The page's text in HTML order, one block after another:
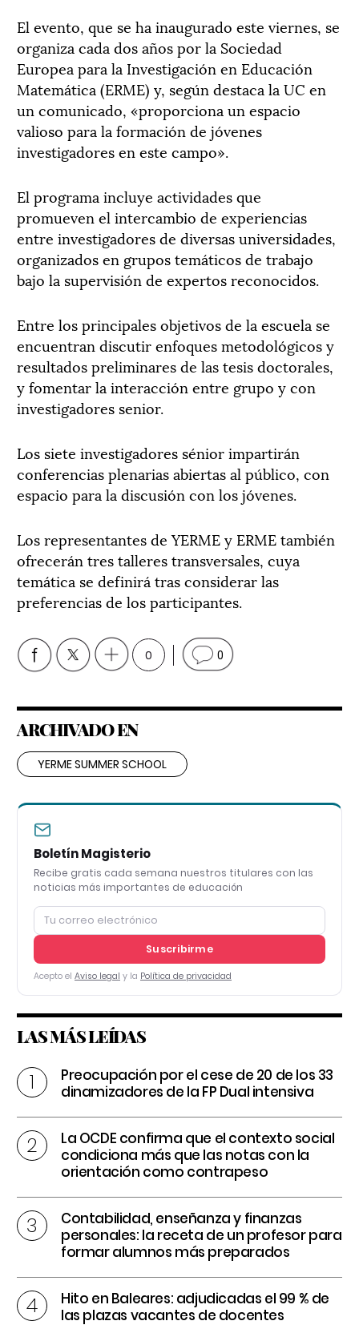
El evento, que se ha inaugurado este viernes, se
organiza cada dos años por la Sociedad
Europea para la Investigación en Educación
Matemática (ERME) y, según destaca la UC en
un comunicado, «proporciona un espacio
valioso para la formación de jóvenes
investigadores en este campo».
El programa incluye actividades que
promueven el intercambio de experiencias
entre investigadores de diversas universidades,
organizados en grupos temáticos de trabajo
bajo la supervisión de expertos reconocidos.
Entre los principales objetivos de la escuela se
encuentran discutir enfoques metodológicos y
resultados preliminares de las tesis doctorales,
y fomentar la interacción entre grupo y con
investigadores senior.
Los siete investigadores sénior impartirán
conferencias plenarias abiertas al público, con
espacio para la discusión con los jóvenes.
Los representantes de YERME y ERME también
ofrecerán tres talleres transversales, cuya
temática se definirá tras considerar las
preferencias de los participantes.
0 0
ARCHIVADO EN
YERME SUMMER SCHOOL
Boletín Magisterio
Recibe gratis cada semana nuestros titulares con las
noticias más importantes de educación
Suscribirme
Acepto el Aviso legal y la Política de privacidad
LAS MÁS LEÍDAS
Preocupación por el cese de 20 de los 33
dinamizadores de la FP Dual intensiva
La OCDE confirma que el contexto social
condiciona más que las notas con la
orientación como contrapeso
Contabilidad, enseñanza y finanzas
personales: la receta de un profesor para
formar alumnos más preparados
Hito en Baleares: adjudicadas el 99 % de
las plazas vacantes de docentes